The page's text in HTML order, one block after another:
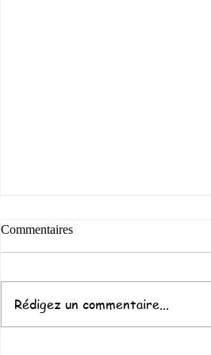
Commentaires
Rédigez un commentaire...